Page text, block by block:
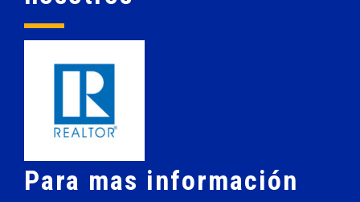
Para mas información